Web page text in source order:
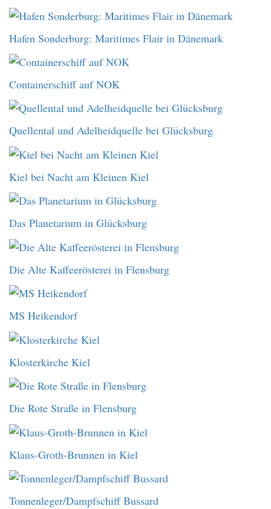
Hafen Sonderburg: Maritimes Flair in Dänemark
Containerschiff auf NOK
Quellental und Adelheidquelle bei Glücksburg
Kiel bei Nacht am Kleinen Kiel
Das Planetarium in Glücksburg
Die Alte Kaffeerösterei in Flensburg
MS Heikendorf
Klosterkirche Kiel
Die Rote Straße in Flensburg
Klaus-Groth-Brunnen in Kiel
Tonnenleger/Dampfschiff Bussard